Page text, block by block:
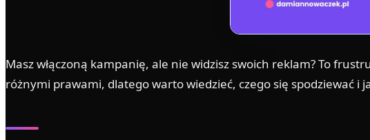
Masz włączoną kampanię, ale nie widzisz swoich reklam? To
różnymi prawami, dlatego warto wiedzieć, czego się spodziewać i